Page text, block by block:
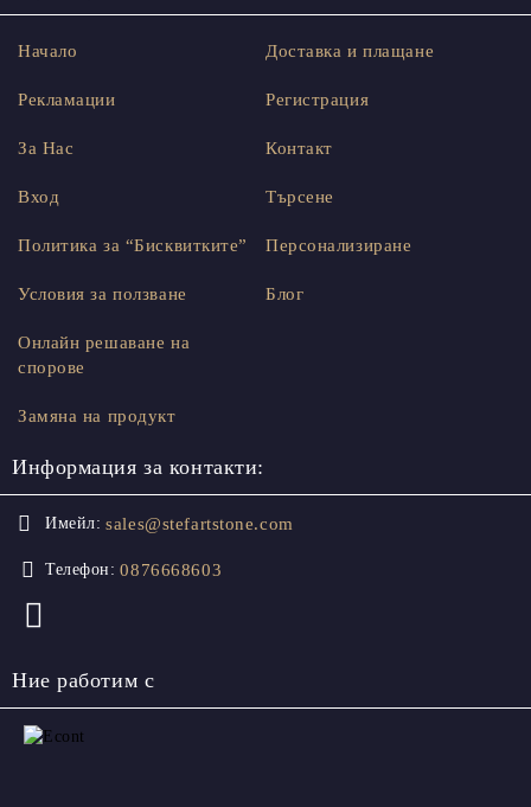
Начало
Рекламации
За Нас
Вход
Доставка и плащане
Регистрация
Контакт
Търсене
Политика за “Бисквитките”
Условия за ползване
Онлайн решаване на
спорове
Замяна на продукт
Персонализиране
Блог
Информация за контакти:
Имейл: sales@stefartstone.com
Телефон: 0876668603
Ние работим с